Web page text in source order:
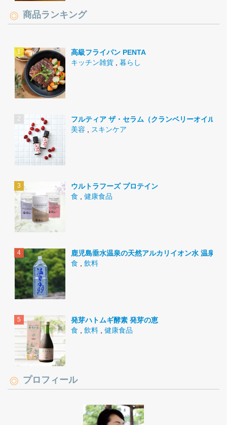
商品ランキング
高級フライパン PENTA
キッチン雑貨
暮らし
フルティア ザ・セラム（クランベリーオイル）
美容
スキンケア
ウルトラフーズ プロテイン
食
健康食品
鹿児島垂水温泉の天然アルカリイオン水 温泉水
食
飲料
発芽ハトムギ酵素 発芽の恵
食
飲料 健康食品
プロフィール